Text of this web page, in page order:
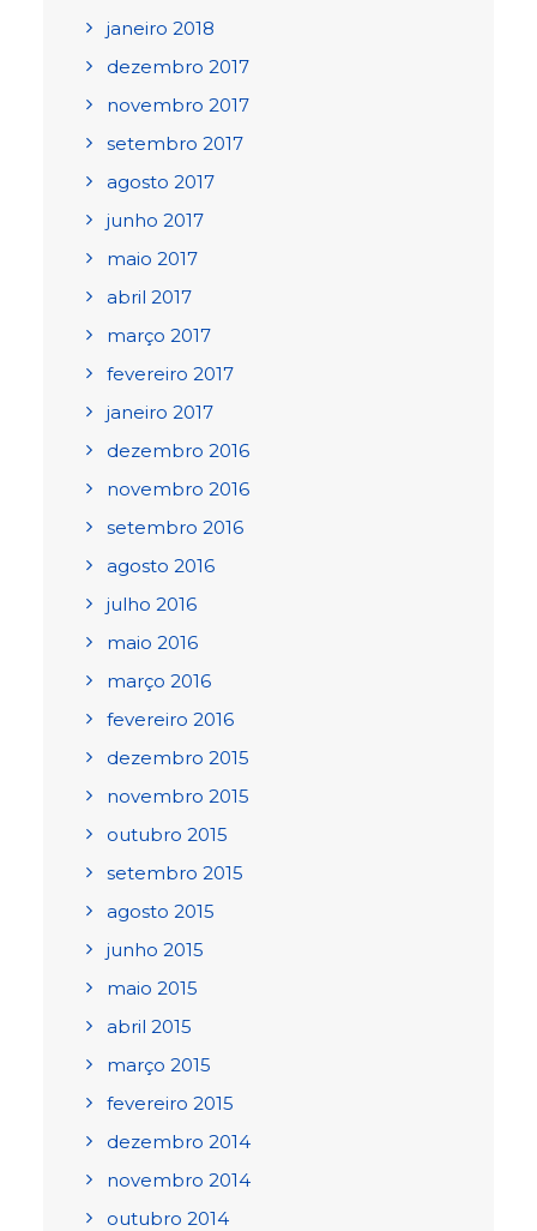
janeiro 2018
dezembro 2017
novembro 2017
setembro 2017
agosto 2017
junho 2017
maio 2017
abril 2017
março 2017
fevereiro 2017
janeiro 2017
dezembro 2016
novembro 2016
setembro 2016
agosto 2016
julho 2016
maio 2016
março 2016
fevereiro 2016
dezembro 2015
novembro 2015
outubro 2015
setembro 2015
agosto 2015
junho 2015
maio 2015
abril 2015
março 2015
fevereiro 2015
dezembro 2014
novembro 2014
outubro 2014